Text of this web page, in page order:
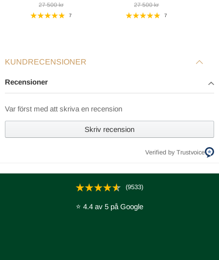
27 500 kr
7
27 500 kr
7
KUNDRECENSIONER
Recensioner
Var först med att skriva en recension
Skriv recension
Verified by Trustvoice
(9533)
⭐ 4.4 av 5 på Google